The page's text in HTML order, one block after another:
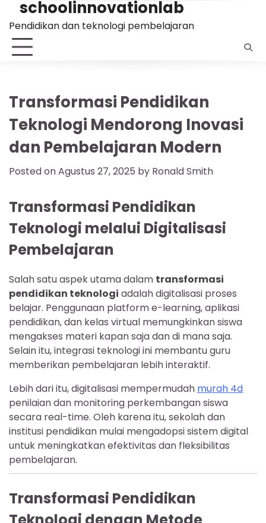
content
schoolinnovationlab
Pendidikan dan teknologi pembelajaran
Transformasi Pendidikan
Teknologi Mendorong Inovasi
dan Pembelajaran Modern
Posted onAgustus 27, 2025 by Ronald Smith
Transformasi Pendidikan
Teknologi melalui Digitalisasi
Pembelajaran
Salah satu aspek utama dalam transformasi
pendidikan teknologi adalah digitalisasi proses
belajar. Penggunaan platform e-learning, aplikasi
pendidikan, dan kelas virtual memungkinkan siswa
mengakses materi kapan saja dan di mana saja.
Selain itu, integrasi teknologi ini membantu guru
memberikan pembelajaran lebih interaktif.
Lebih dari itu, digitalisasi mempermudah murah 4d
penilaian dan monitoring perkembangan siswa
secara real-time. Oleh karena itu, sekolah dan
institusi pendidikan mulai mengadopsi sistem digital
untuk meningkatkan efektivitas dan fleksibilitas
pembelajaran.
Transformasi Pendidikan